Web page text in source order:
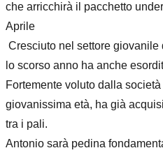
che arricchirà il pacchetto
Aprile
Cresciuto nel settore
lo scorso anno ha anche
Fortemente voluto dalla
giovanissima età, ha già
tra i pali.
Antonio sarà pedina